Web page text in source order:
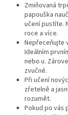
Zmiňovaná
papouška
učení pustíte.
roce a více.
Nepřeceňujte
Ideálním
nebo u.
zvučné.
Při učení
zřetelně a
rozumět.
Pokud po vás